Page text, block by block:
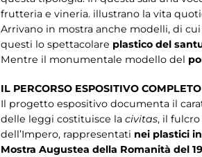
frutteria e vineria. illustrano la vita
Arrivano in mostra anche modelli, di
questi lo spettacolare plastico del
Mentre il monumentale modello del
IL PERCORSO ESPOSITIVO COMPLETO
Il progetto espositivo documenta il
delle leggi costituisce la civitas, il
dell’Impero, rappresentati nei plastici
Mostra Augustea della Romanità del